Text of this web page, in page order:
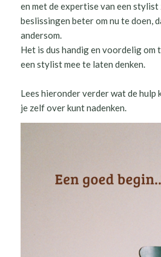
en met de expertise van een stylist
beslissingen beter om nu te doen,
andersom.
Het is dus handig en voordelig om
een stylist mee te laten denken.
Lees hieronder verder wat de hulp
je zelf over kunt nadenken.